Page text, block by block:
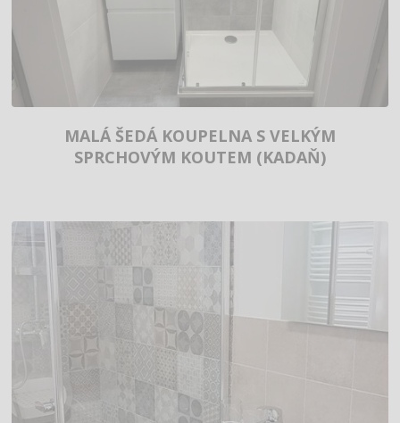
MALÁ ŠEDÁ KOUPELNA S VELKÝM
SPRCHOVÝM KOUTEM (KADAŇ)